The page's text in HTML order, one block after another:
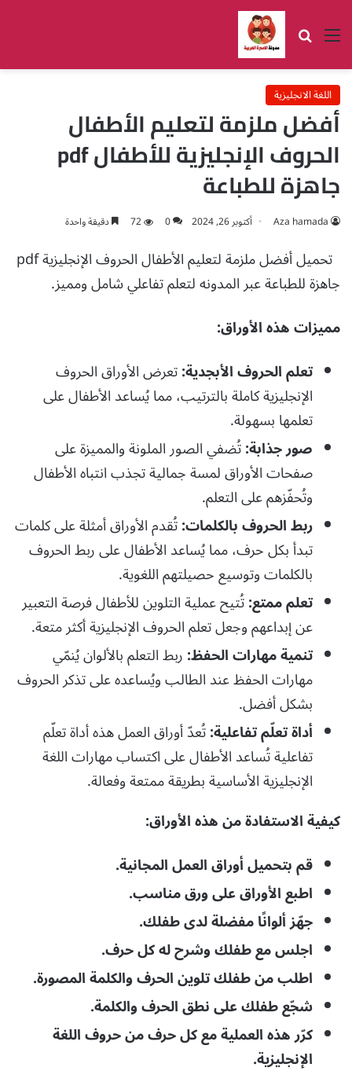
القائمة بحث عن
اللغة الانجليزية
أفضل ملزمة لتعليم الأطفال
الحروف الإنجليزية للأطفال pdf
جاهزة للطباعة
Aza hamada أكتوبر 26, 2024 0
72 دقيقة واحدة
تحميل أفضل ملزمة لتعليم الأطفال الحروف الإنجليزية pdf
جاهزة للطباعة عبر المدونه لتعلم تفاعلي شامل ومميز.
مميزات هذه الأوراق:
تعلم الحروف الأبجدية:تعرض الأوراق الحروف
الإنجليزية كاملة بالترتيب، مما يُساعد الأطفال على
تعلمها بسهولة.
صور جذابة:تُضفي الصور الملونة والمميزة على
صفحات الأوراق لمسة جمالية تجذب انتباه الأطفال
وتُحفّزهم على التعلم.
ربط الحروف بالكلمات:تُقدم الأوراق أمثلة على كلمات
تبدأ بكل حرف، مما يُساعد الأطفال على ربط الحروف
بالكلمات وتوسيع حصيلتهم اللغوية.
تعلم ممتع:تُتيح عملية التلوين للأطفال فرصة التعبير
عن إبداعهم وجعل تعلم الحروف الإنجليزية أكثر متعة.
تنمية مهارات الحفظ:ربط التعلم بالألوان يُنمّي
مهارات الحفظ عند الطالب ويُساعده على تذكر الحروف
بشكل أفضل.
أداة تعلّم تفاعلية:تُعدّ أوراق العمل هذه أداة تعلّم
تفاعلية تُساعد الأطفال على اكتساب مهارات اللغة
الإنجليزية الأساسية بطريقة ممتعة وفعالة.
كيفية الاستفادة من هذه الأوراق:
قم بتحميل أوراق العمل المجانية.
اطبع الأوراق على ورق مناسب.
جهّز ألوانًا مفضلة لدى طفلك.
اجلس مع طفلك وشرح له كل حرف.
اطلب من طفلك تلوين الحرف والكلمة المصورة.
شجّع طفلك على نطق الحرف والكلمة.
كرّر هذه العملية مع كل حرف من حروف اللغة
الإنجليزية.